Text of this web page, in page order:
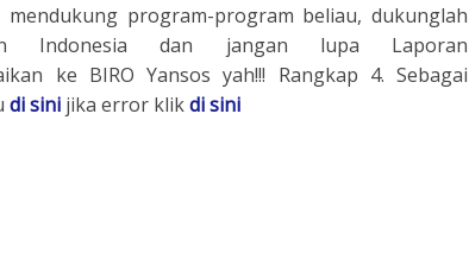
program-program beliau, dukunglah
Indonesia dan jangan lupa Laporan
ke BIRO Yansos yah!!! Rangkap 4. Sebagai
di sini jika error klikdi sini